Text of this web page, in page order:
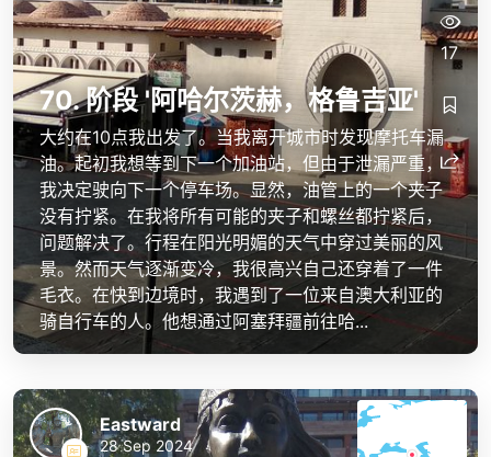
70. 阶段 '阿哈尔茨赫，格鲁吉亚'
大约在10点我出发了。当我离开城市时发现摩托车漏
油。起初我想等到下一个加油站，但由于泄漏严重，
我决定驶向下一个停车场。显然，油管上的一个夹子
没有拧紧。在我将所有可能的夹子和螺丝都拧紧后，
问题解决了。行程在阳光明媚的天气中穿过美丽的风
景。然而天气逐渐变冷，我很高兴自己还穿着了一件
毛衣。在快到边境时，我遇到了一位来自澳大利亚的
骑自行车的人。他想通过阿塞拜疆前往哈...
17
Eastward
28 Sep 2024